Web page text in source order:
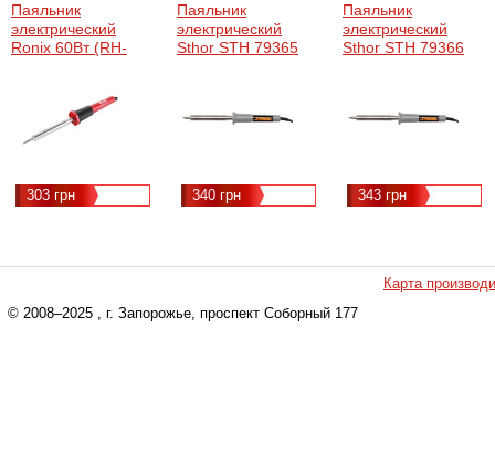
Паяльник
электрический
Ronix 60Вт (RH-
303 грн
Паяльник
электрический
Sthor STH 79365
340 грн
Паяльник
электрический
Sthor STH 79366
343 грн
Карта
© 2008–2025 , г. Запорожье, проспект Соборный 177